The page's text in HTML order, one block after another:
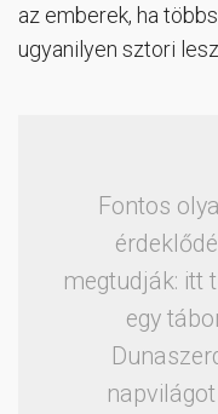
az emberek, ha
ugyanilyen sztori
Fontos
megtudják: itt
egy